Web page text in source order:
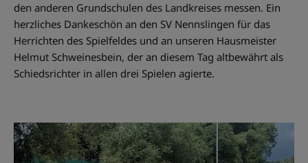
den anderen Grundschulen des Landkreises messen. Ein
herzliches Dankeschön an den SV Nennslingen für das
Herrichten des Spielfeldes und an unseren Hausmeister
Helmut Schweinesbein, der an diesem Tag altbewährt als
Schiedsrichter in allen drei Spielen agierte.